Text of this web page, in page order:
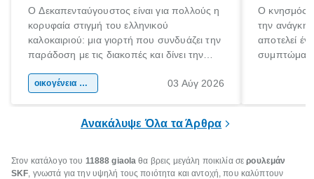
Ο Δεκαπενταύγουστος είναι για πολλούς η
κορυφαία στιγμή του ελληνικού
καλοκαιριού: μια γιορτή που συνδυάζει την
παράδοση με τις διακοπές και δίνει την
χώρας. Είτε πρόκειται για λίγες μέρες
οικογένεια & παιδί 03 Αύγ 2026
Ο κνησμός
την ανάγκη
αποτελεί
Ανακάλυψε Όλα τα Άρθρα
Στον κατάλογο του 11888 giaola θα βρεις μεγάλη ποικιλία σερουλεμάν
SKF, γνωστά για την υψηλή τους ποιότητα και αντοχή, που καλύπτουν